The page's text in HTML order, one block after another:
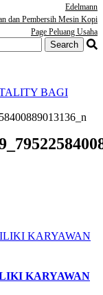
Edelmann
dan Pembersih Mesin Kopi
Page Peluang Usaha
BAGI
KARYAWAN